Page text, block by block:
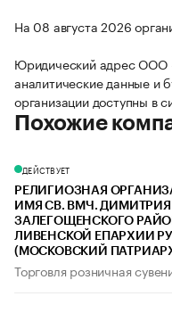
На 08 августа 2026
Юридический адрес
аналитические данные и
организации доступны в
Похожие
ДЕЙСТВУЕТ
РЕЛИГИОЗНАЯ
ИМЯ СВ. ВМЧ.
ЗАЛЕГОЩЕНСКОГО
ЛИВЕНСКОЙ ЕПАРХИИ
(МОСКОВСКИЙ
Торговля розничная